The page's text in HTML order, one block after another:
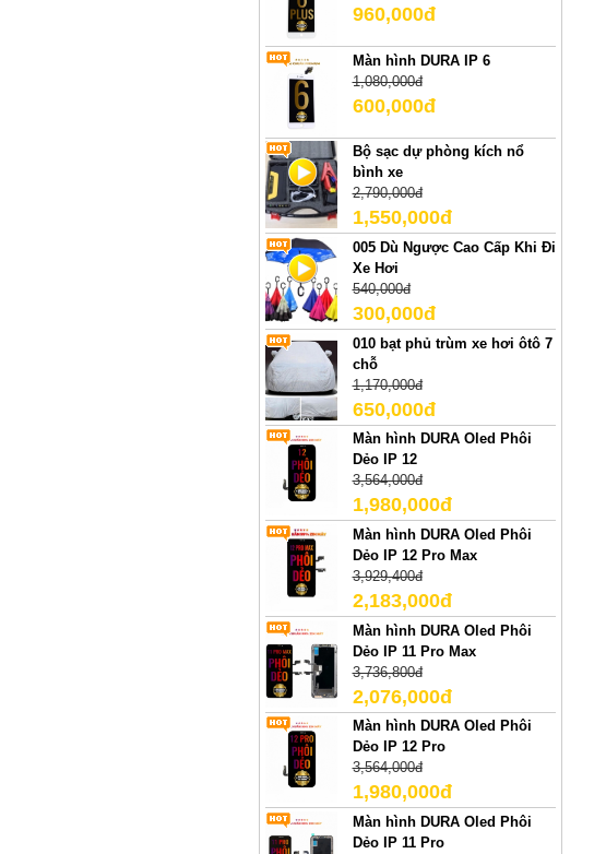
960,000đ
Màn hình DURA IP 6
1,080,000đ
600,000đ
Bộ sạc dự phòng kích nổ
bình xe
2,790,000đ
1,550,000đ
005 Dù Ngược Cao Cấp Khi Đi
Xe Hơi
540,000đ
300,000đ
010 bạt phủ trùm xe hơi ôtô 7
chỗ
1,170,000đ
650,000đ
Màn hình DURA Oled Phôi
Dẻo IP 12
3,564,000đ
1,980,000đ
Màn hình DURA Oled Phôi
Dẻo IP 12 Pro Max
3,929,400đ
2,183,000đ
Màn hình DURA Oled Phôi
Dẻo IP 11 Pro Max
3,736,800đ
2,076,000đ
Màn hình DURA Oled Phôi
Dẻo IP 12 Pro
3,564,000đ
1,980,000đ
Màn hình DURA Oled Phôi
Dẻo IP 11 Pro